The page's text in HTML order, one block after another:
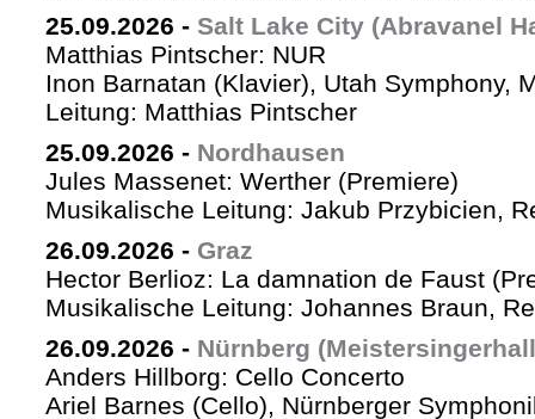
25.09.2026 - Salt Lake City (Abravanel
Matthias Pintscher: NUR
Inon Barnatan (Klavier), Utah Symphony,
Leitung: Matthias Pintscher
25.09.2026 - Nordhausen
Jules Massenet: Werther (Premiere)
Musikalische Leitung: Jakub Przybicien,
26.09.2026 - Graz
Hector Berlioz: La damnation de Faust
Musikalische Leitung: Johannes Braun,
26.09.2026 - Nürnberg
Anders Hillborg: Cello Concerto
Ariel Barnes (Cello), Nürnberger